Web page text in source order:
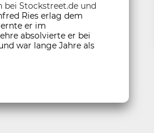
bei Stockstreet.de und
Ries erlag dem
er im
absolvierte er bei
war lange Jahre als